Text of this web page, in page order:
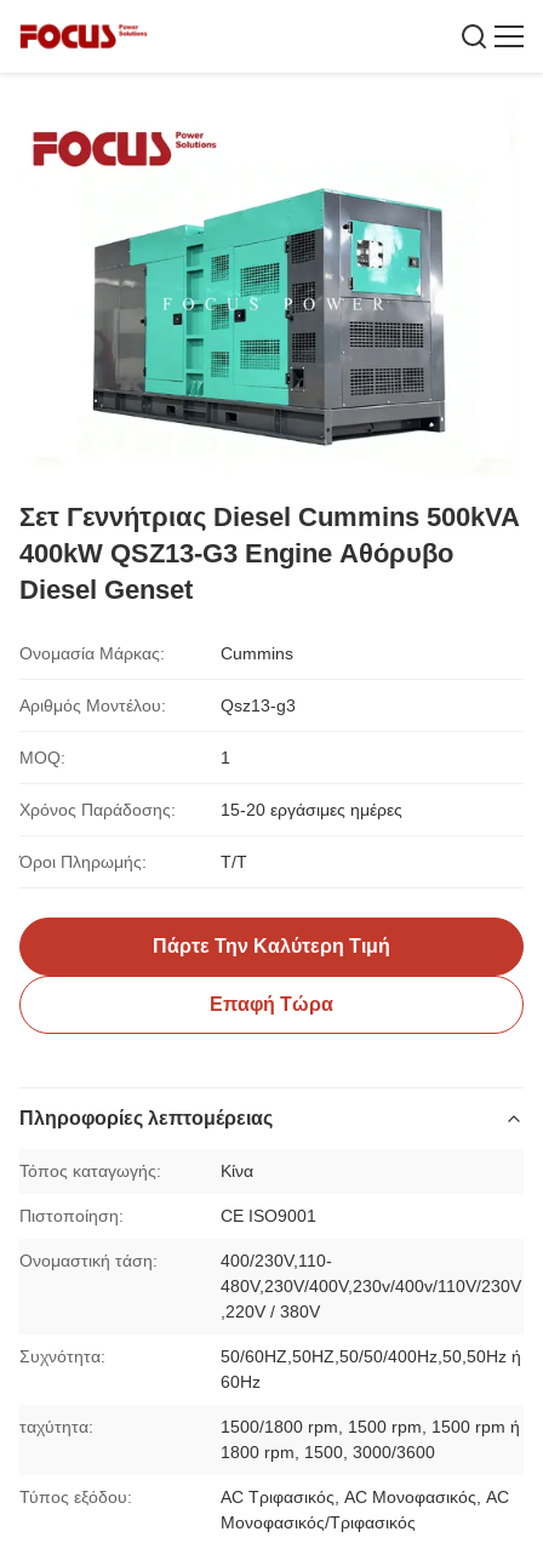
Σετ Γεννήτριας Diesel Cummins 500kVA
400kW QSZ13-G3 Engine Αθόρυβο
Diesel Genset
Ονομασία Μάρκας: Cummins
Αριθμός Μοντέλου: Qsz13-g3
MOQ: 1
Χρόνος Παράδοσης: 15-20 εργάσιμες ημέρες
Όροι Πληρωμής: T/T
Πάρτε Την Καλύτερη Τιμή
Επαφή Τώρα
Πληροφορίες λεπτομέρειας
Τόπος καταγωγής: Κίνα
Πιστοποίηση: CE ISO9001
Ονομαστική τάση:
400/230V,110-
480V,230V/400V,230v/400v/110V/230V
,220V / 380V
Συχνότητα:
50/60HZ,50HZ,50/50/400Hz,50,50Hz ή
60Hz
ταχύτητα:
1500/1800 rpm, 1500 rpm, 1500 rpm ή
1800 rpm, 1500, 3000/3600
Τύπος εξόδου:
AC Τριφασικός, AC Μονοφασικός, AC
Μονοφασικός/Τριφασικός